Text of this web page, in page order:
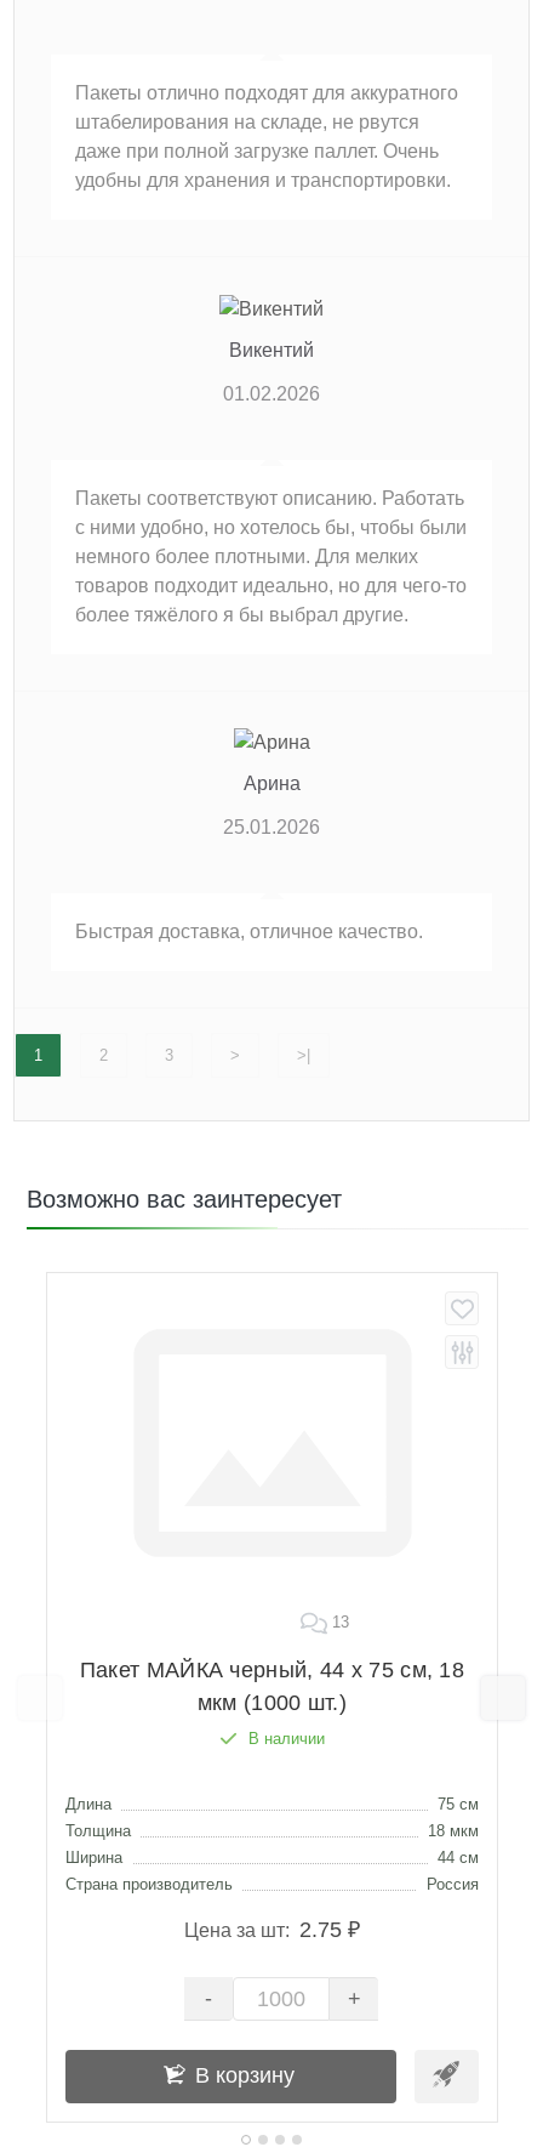
Пакеты отлично подходят для аккуратного
штабелирования на складе, не рвутся
даже при полной загрузке паллет. Очень
удобны для хранения и транспортировки.
Викентий
01.02.2026
Пакеты соответствуют описанию. Работать
с ними удобно, но хотелось бы, чтобы были
немного более плотными. Для мелких
товаров подходит идеально, но для чего-то
более тяжёлого я бы выбрал другие.
Арина
25.01.2026
Быстрая доставка, отличное качество.
1 2 3 > >|
Возможно вас заинтересует
13
Пакет МАЙКА черный, 44 х 75 см, 18
мкм (1000 шт.)
В наличии
Длина
75 см
Толщина
18 мкм
Ширина
44 см
Страна производитель
Россия
Цена за шт: 2.75 ₽
- +
В корзину